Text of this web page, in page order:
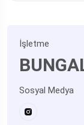
İşletme
Sosyal Medya